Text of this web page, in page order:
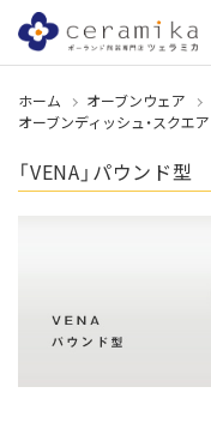
ホーム オーブンウェア
オーブンディッシュ・スクエア
「VENA」パウンド型